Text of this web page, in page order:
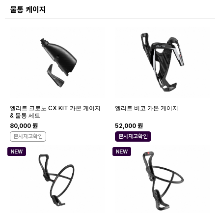
물통 케이지
엘리트 크로노 CX KIT 카본 케이지
& 물통 세트
80,000 원
본사재고확인
엘리트 비코 카본 케이지
52,000 원
본사재고확인